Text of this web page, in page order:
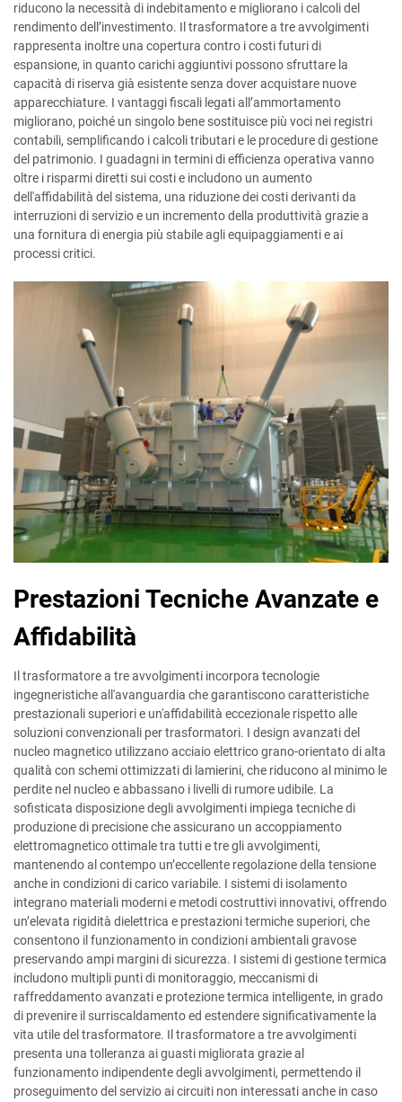
riducono la necessità di indebitamento e migliorano i calcoli del
rendimento dell’investimento. Il trasformatore a tre avvolgimenti
rappresenta inoltre una copertura contro i costi futuri di
espansione, in quanto carichi aggiuntivi possono sfruttare la
capacità di riserva già esistente senza dover acquistare nuove
apparecchiature. I vantaggi fiscali legati all’ammortamento
migliorano, poiché un singolo bene sostituisce più voci nei registri
contabili, semplificando i calcoli tributari e le procedure di gestione
del patrimonio. I guadagni in termini di efficienza operativa vanno
oltre i risparmi diretti sui costi e includono un aumento
dell'affidabilità del sistema, una riduzione dei costi derivanti da
interruzioni di servizio e un incremento della produttività grazie a
una fornitura di energia più stabile agli equipaggiamenti e ai
processi critici.
Prestazioni Tecniche Avanzate e
Affidabilità
Il trasformatore a tre avvolgimenti incorpora tecnologie
ingegneristiche all'avanguardia che garantiscono caratteristiche
prestazionali superiori e un'affidabilità eccezionale rispetto alle
soluzioni convenzionali per trasformatori. I design avanzati del
nucleo magnetico utilizzano acciaio elettrico grano-orientato di alta
qualità con schemi ottimizzati di lamierini, che riducono al minimo le
perdite nel nucleo e abbassano i livelli di rumore udibile. La
sofisticata disposizione degli avvolgimenti impiega tecniche di
produzione di precisione che assicurano un accoppiamento
elettromagnetico ottimale tra tutti e tre gli avvolgimenti,
mantenendo al contempo un’eccellente regolazione della tensione
anche in condizioni di carico variabile. I sistemi di isolamento
integrano materiali moderni e metodi costruttivi innovativi, offrendo
un’elevata rigidità dielettrica e prestazioni termiche superiori, che
consentono il funzionamento in condizioni ambientali gravose
preservando ampi margini di sicurezza. I sistemi di gestione termica
includono multipli punti di monitoraggio, meccanismi di
raffreddamento avanzati e protezione termica intelligente, in grado
di prevenire il surriscaldamento ed estendere significativamente la
vita utile del trasformatore. Il trasformatore a tre avvolgimenti
presenta una tolleranza ai guasti migliorata grazie al
funzionamento indipendente degli avvolgimenti, permettendo il
proseguimento del servizio ai circuiti non interessati anche in caso